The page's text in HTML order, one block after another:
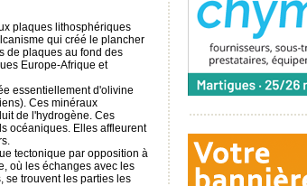
plaques lithosphériques
qui créé le plancher
de plaques au fond des
Europe-Afrique et
essentiellement d'olivine
Ces minéraux
de l'hydrogène. Ces
océaniques. Elles affleurent
tectonique par opposition à
où les échanges avec les
se trouvent les parties les